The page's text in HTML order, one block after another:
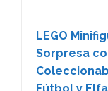
LEGO
Sorpresa
Fútbol y